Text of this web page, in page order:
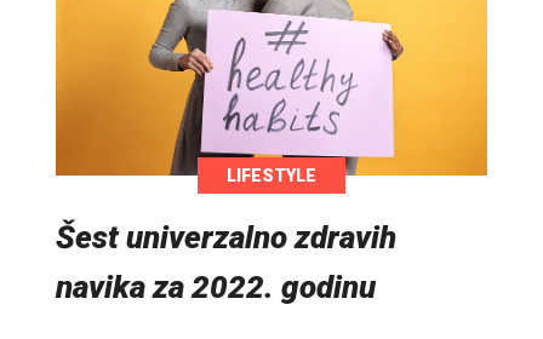
LIFESTYLE
Šest univerzalno zdravih
navika za 2022. godinu